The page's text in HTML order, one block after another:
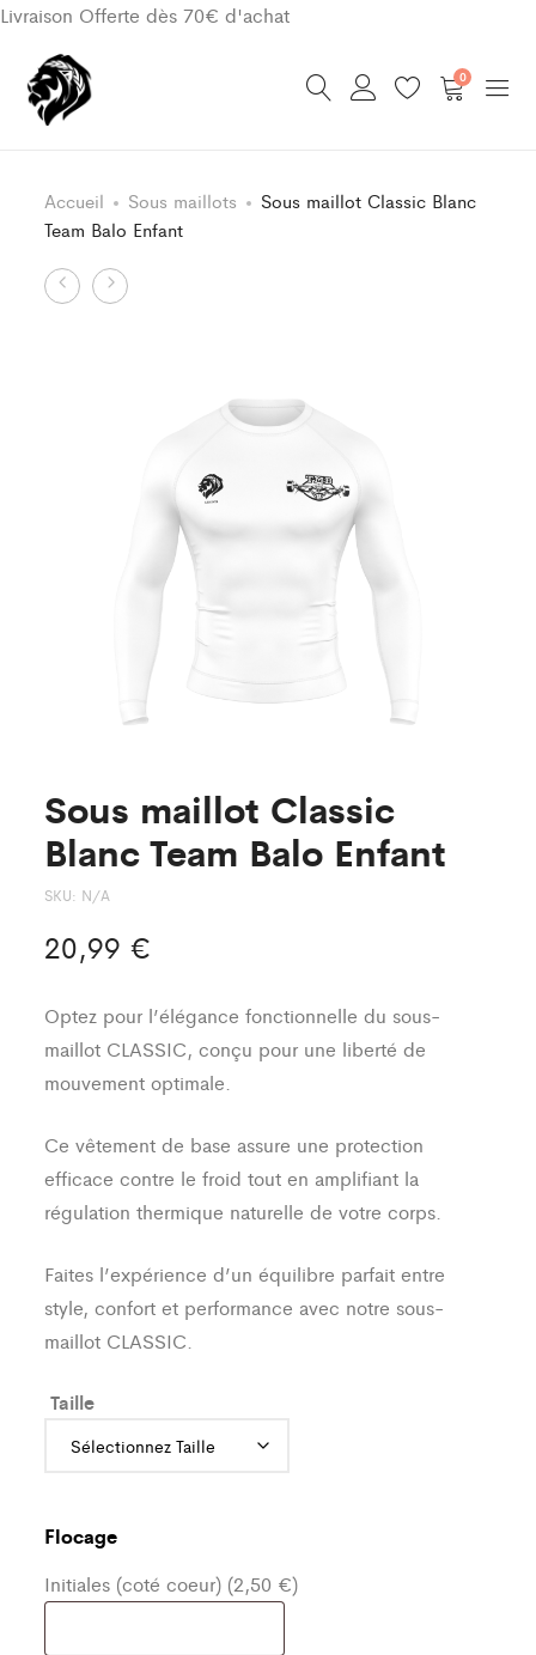
Livraison Offerte dès 70€ d'achat
0
Accueil Sous maillots
Sous maillot Classic Blanc
Team Balo Enfant
Product
Sous
Sous
Sous maillot Classic
Blanc Team Balo Enfant
SKU: N/A
20,99 €
Optez pour l’élégance fonctionnelle du sous-
maillot CLASSIC, conçu pour une liberté de
mouvement optimale.
Ce vêtement de base assure une protection
efficace contre le froid tout en amplifiant la
régulation thermique naturelle de votre corps.
Faites l’expérience d’un équilibre parfait entre
style, confort et performance avec notre sous-
maillot CLASSIC.
Taille
Flocage
Initiales (coté coeur) (2,50 €)